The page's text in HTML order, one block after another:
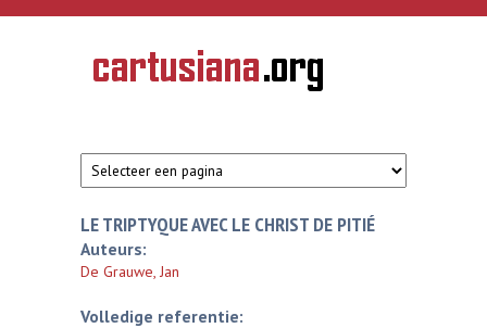
Overslaan en naar de inhoud gaan
CARTUSIANA
Geschiedenis
van de
LE TRIPTYQUE AVEC LE CHRIST DE PITIÉ
Auteurs:
De Grauwe, Jan
Volledige referentie: